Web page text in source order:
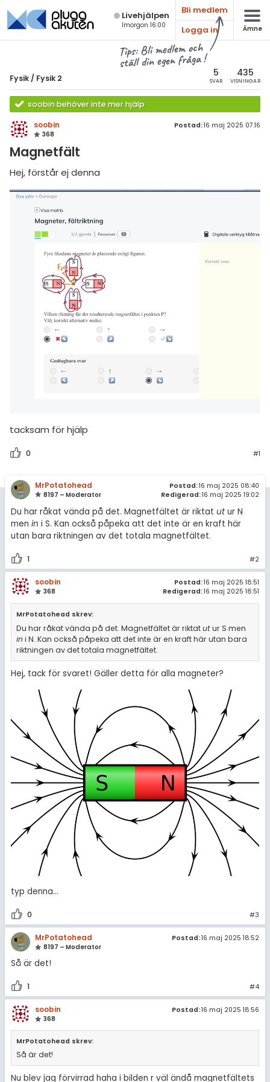
Live­hjälpen
Imorgon 16:00
Bli medlem
Logga in
Ämne
Tips: Bli medlem och
ställ din egen fråga !
Fysik / Fysik 2 5
SVAR
435
VISNINGAR
soobin behöver inte mer hjälp
soobin
368
Postad:16 maj 2025 07:16
Magnetfält
Hej, förstår ej denna
tacksam för hjälp
0 #1
MrPotatohead
8197 – Moderator
Postad:16 maj 2025 08:40
Redigerad:16 maj 2025 19:02
Du har råkat vända på det. Magnetfältet är riktat utur N
men in i S. Kan också påpeka att det inte är en kraft här
utan bara riktningen av det totala magnetfältet.
1 #2
soobin
368
Postad:16 maj 2025 18:51
Redigerad:16 maj 2025 18:51
MrPotatohead skrev:
Du har råkat vända på det. Magnetfältet är riktatutur S men
ini N. Kan också påpeka att det inte är en kraft här utan bara
riktningen av det totala magnetfältet.
Hej, tack för svaret! Gäller detta för alla magneter?
typ denna…
0 #3
MrPotatohead
8197 – Moderator
Postad:16 maj 2025 18:52
Så är det!
1 #4
soobin
368
Postad:16 maj 2025 18:56
MrPotatohead skrev:
Så är det!
Nu blev jag förvirrad haha i bilden r väl ändå magnetfältets
Alla ämnen
Fysik
Alla trådar
Grundskola
För lärare
& Bygg
ämnen